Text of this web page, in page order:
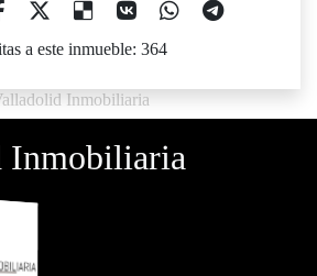
a este inmueble: 364
Inmobiliaria
Inmobiliaria